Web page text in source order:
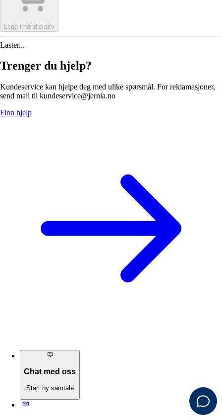
Legg i handlekurv
Laster...
Trenger du hjelp?
Kundeservice kan hjelpe deg med ulike spørsmål. For reklamasjoner,
send mail til kundeservice@jernia.no
Finn hjelp
Chat med oss
Start ny samtale